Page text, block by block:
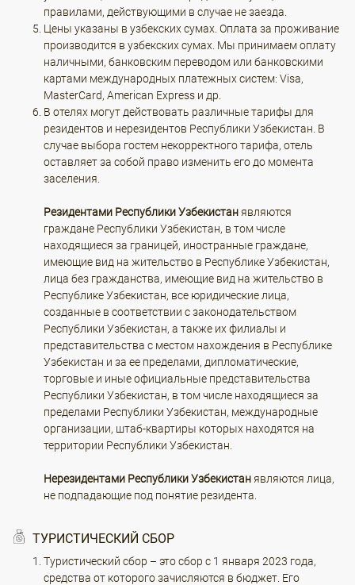
правилами, действующими в случае не заезда.
Цены указаны в узбекских сумах. Оплата за проживание
производится в узбекских сумах. Мы принимаем оплату
наличными, банковским переводом или банковскими
картами международных платежных систем: Visa,
MasterCard, American Express и др.
В отелях могут действовать различные тарифы для
резидентов и нерезидентов Республики Узбекистан. В
случае выбора гостем некорректного тарифа, отель
оставляет за собой право изменить его до момента
заселения.
Резидентами Республики Узбекистан являются
граждане Республики Узбекистан, в том числе
находящиеся за границей, иностранные граждане,
имеющие вид на жительство в Республике Узбекистан,
лица без гражданства, имеющие вид на жительство в
Республике Узбекистан, все юридические лица,
созданные в соответствии с законодательством
Республики Узбекистан, а также их филиалы и
представительства с местом нахождения в Республике
Узбекистан и за ее пределами, дипломатические,
торговые и иные официальные представительства
Республики Узбекистан, в том числе находящиеся за
пределами Республики Узбекистан, международные
организации, штаб-квартиры которых находятся на
территории Республики Узбекистан.
Нерезидентами Республики Узбекистан являются лица,
не подпадающие под понятие резидента.
ТУРИСТИЧЕСКИЙ СБОР
Туристический сбор – это сбор с 1 января 2023 года,
средства от которого зачисляются в бюджет. Его